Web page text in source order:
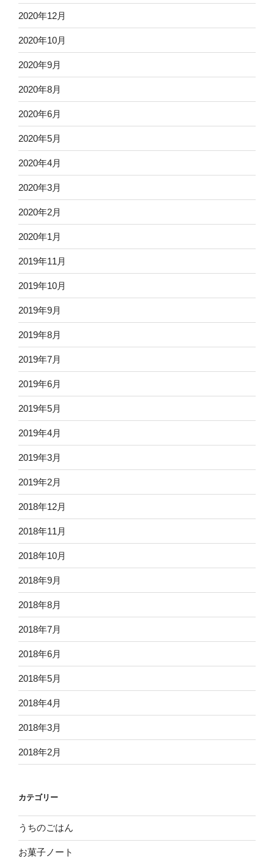
2020年12月
2020年10月
2020年9月
2020年8月
2020年6月
2020年5月
2020年4月
2020年3月
2020年2月
2020年1月
2019年11月
2019年10月
2019年9月
2019年8月
2019年7月
2019年6月
2019年5月
2019年4月
2019年3月
2019年2月
2018年12月
2018年11月
2018年10月
2018年9月
2018年8月
2018年7月
2018年6月
2018年5月
2018年4月
2018年3月
2018年2月
カテゴリー
うちのごはん
お菓子ノート